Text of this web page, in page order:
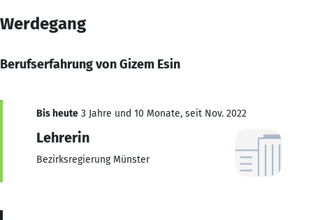
Werdegang
Berufserfahrung von Gizem Esin
Bis heute 3 Jahre und 10 Monate, seit Nov. 2022
Lehrerin
Bezirksregierung Münster